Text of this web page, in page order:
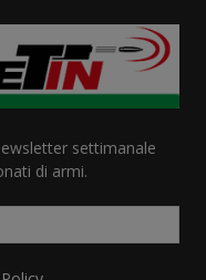
settimanale
di armi.